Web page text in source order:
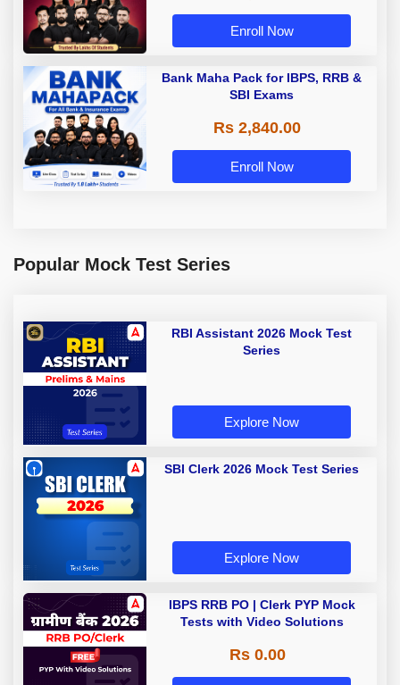
Enroll Now
Bank Maha Pack for IBPS, RRB &
SBI Exams
Rs 2,840.00
Enroll Now
Popular Mock Test Series
RBI Assistant 2026 Mock Test
Series
Explore Now
SBI Clerk 2026 Mock Test Series
Explore Now
IBPS RRB PO | Clerk PYP Mock
Tests with Video Solutions
Rs 0.00